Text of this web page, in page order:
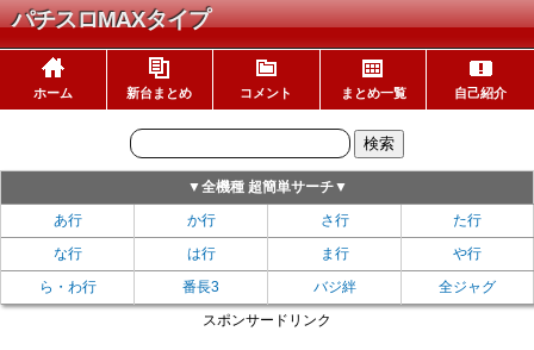
パチスロMAXタイプ
ホーム 新台まとめ コメント まとめ一覧 自己紹介
▼全機種 超簡単サーチ▼
あ行
か行 さ行
た行
な行
は行 ま行
や行
ら・わ行
番長3 バジ絆
全ジャグ
スポンサードリンク